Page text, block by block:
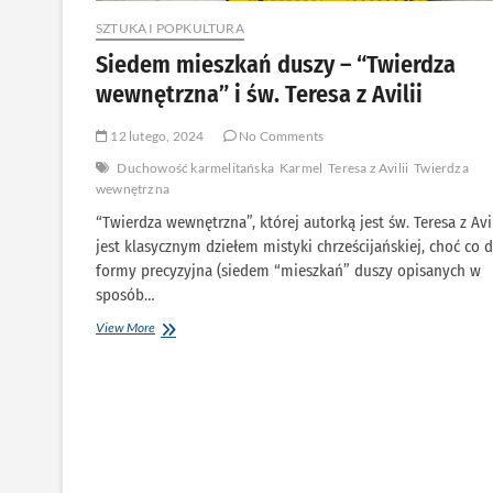
SZTUKA I POPKULTURA
Siedem mieszkań duszy – “Twierdza
wewnętrzna” i św. Teresa z Avilii
12 lutego, 2024
No Comments
Duchowość karmelitańska Karmel Teresa z Avilii Twierdza
wewnętrzna
“Twierdza wewnętrzna”, której autorką jest św. Teresa z
jest klasycznym dziełem mistyki chrześcijańskiej, choć co
formy precyzyjna (siedem “mieszkań” duszy opisanych w
sposób…
View MoreSiedem